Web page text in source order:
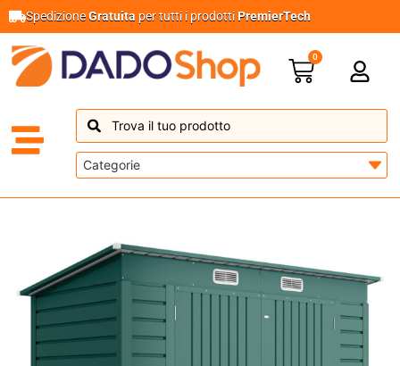
SpedizioneGratuita per tutti i prodottiPremierTech
0